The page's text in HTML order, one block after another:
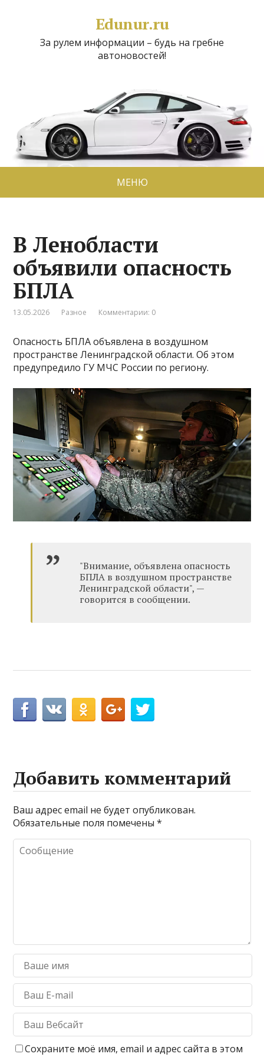
Edunur.ru
За рулем информации – будь на гребне
автоновостей!
МЕНЮ
В Ленобласти
объявили опасность
БПЛА
13.05.2026 Разное Комментарии: 0
Опасность БПЛА объявлена в воздушном
пространстве Ленинградской области. Об этом
предупредило ГУ МЧС России по региону.
"Внимание, объявлена опасность
БПЛА в воздушном пространстве
Ленинградской области", —
говорится в сообщении.
Добавить комментарий
Ваш адрес email не будет опубликован.
Обязательные поля помечены*
Сохраните моё имя, email и адрес сайта в этом